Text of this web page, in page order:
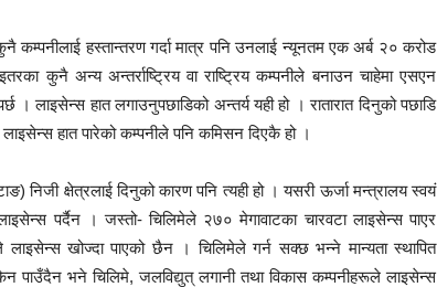
हस्तान्तरण गर्दा मात्र पनि उनलाई न्यूनतम एक अर्ब २० करोड
कुनै अन्य अन्तर्राष्ट्रिय वा राष्ट्रिय कम्पनीले बनाउन चाहेमा एसएन
। लाइसेन्स हात लगाउनुपछाडिको अन्तर्य यही हो । रातारात दिनुको पछाडि
हात पारेको कम्पनीले पनि कमिसन दिएकै हो ।
निजी क्षेत्रलाई दिनुको कारण पनि त्यही हो । यसरी ऊर्जा मन्त्रालय स्वयं
पर्दैन । जस्तो- चिलिमेले २७० मेगावाटका चारवटा लाइसेन्स पाएर
खोज्दा पाएको छैन । चिलिमेले गर्न सक्छ भन्ने मान्यता स्थापित
भने चिलिमे, जलविद्युत् लगानी तथा विकास कम्पनीहरूले लाइसेन्स